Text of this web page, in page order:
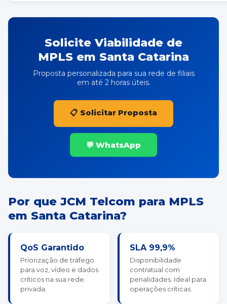
Solicite Viabilidade de
MPLS em Santa Catarina
Proposta personalizada para sua rede de filiais
em até 2 horas úteis.
📋 Solicitar Proposta
💬 WhatsApp
Por que JCM Telcom para MPLS
em Santa Catarina?
QoS Garantido
Priorização de tráfego
para voz, vídeo e dados
críticos na sua rede
privada.
SLA 99,9%
Disponibilidade
contratual com
penalidades. Ideal para
operações críticas.